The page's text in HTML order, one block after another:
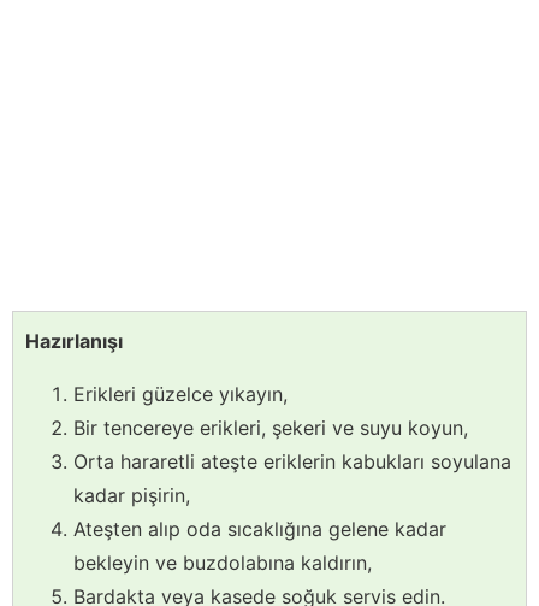
Hazırlanışı
Erikleri güzelce yıkayın,
Bir tencereye erikleri, şekeri ve suyu koyun,
Orta hararetli ateşte eriklerin kabukları soyulana
kadar pişirin,
Ateşten alıp oda sıcaklığına gelene kadar
bekleyin ve buzdolabına kaldırın,
Bardakta veya kasede soğuk servis edin.